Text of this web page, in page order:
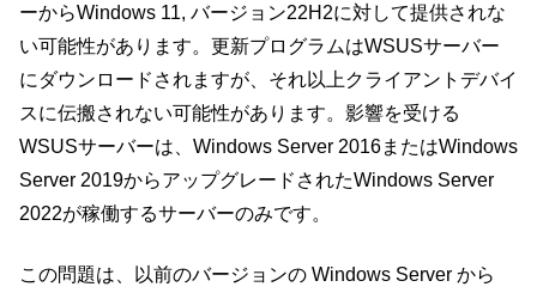
ーからWindows 11, バージョン22H2に対して提供されな
い可能性があります。更新プログラムはWSUSサーバー
にダウンロードされますが、それ以上クライアントデバイ
スに伝搬されない可能性があります。影響を受ける
WSUSサーバーは、Windows Server 2016またはWindows
Server 2019からアップグレードされたWindows Server
2022が稼働するサーバーのみです。
この問題は、以前のバージョンの Windows Server から